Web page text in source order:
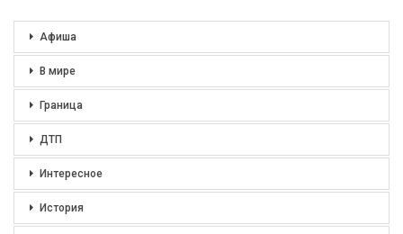
Афиша
В мире
Граница
ДТП
Интересное
История